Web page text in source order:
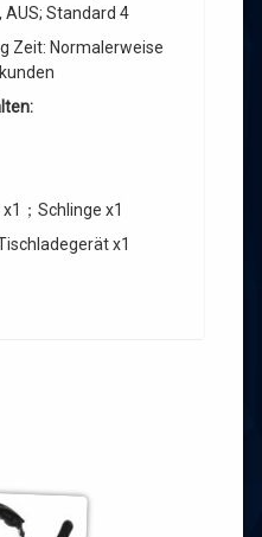
Standard 4
Zeit: Normalerweise
；Schlinge x1
x1